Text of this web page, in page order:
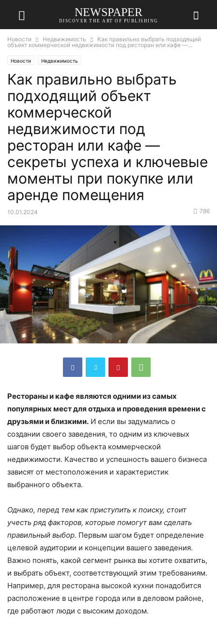
NEWSPAPER
DISCOVER THE ART OF PUBLISHING
Новости Недвижимость
Как правильно выбрать подходящий
объект коммерческой недвижимости под ресторан или кафе —...
Новости Недвижимость
Как правильно выбрать
подходящий объект
коммерческой
недвижимости под
ресторан или кафе —
секреты успеха и ключевые
моменты при покупке или
аренде помещения
10.01.2024 786
Рестораны и кафе являются одними из самых
популярных мест для отдыха и проведения времени с
друзьями и близкими. И если вы задумались о
создании своего заведения, то одним из ключевых
шагов будет выбор объекта коммерческой
недвижимости. Качество и успешность вашего бизнеса
зависят от местоположения и характеристик
выбранного объекта.
Однако, перед тем как приступить к поиску, стоит
учесть ряд факторов, которые помогут вам сделать
правильный выбор. Первым шагом будет определение
целевой аудитории и концепции вашего заведения.
Важно понять, какой сегмент рынка вы хотите охватить,
и выбрать объект, соответствующий этим требованиям.
Например, для ресторана высокой кухни понадобится
расположение в центре города или в деловом районе,
где работают люди с высоким доходом.